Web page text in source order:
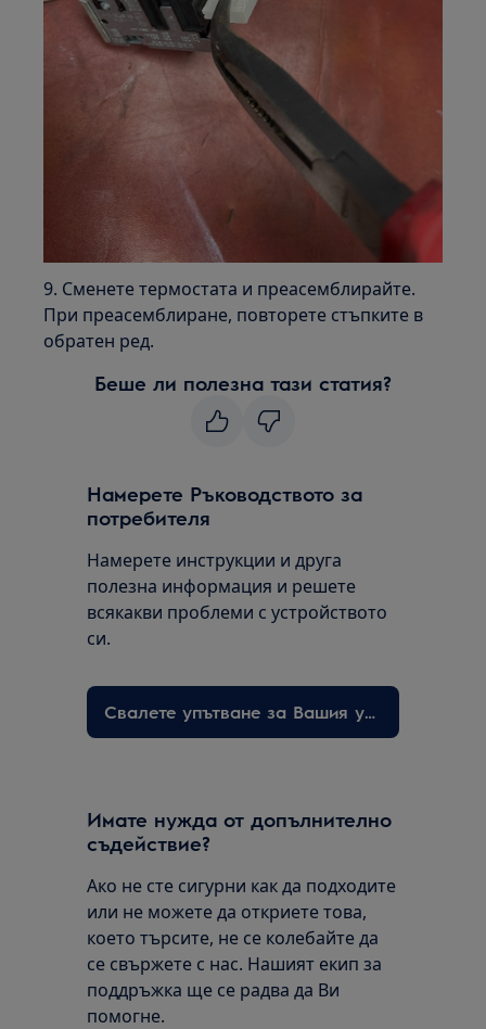
9. Сменете термостата и преасемблирайте.
При преасемблиране, повторете стъпките в
обратен ред.
Беше ли полезна тази статия?
Намерете Ръководството за
потребителя
Намерете инструкции и друга
полезна информация и решете
всякакви проблеми с устройството
си.
Свалете упътване за Вашия уред
Имате нужда от допълнително
съдействие?
Ако не сте сигурни как да подходите
или не можете да откриете това,
което търсите, не се колебайте да
се свържете с нас. Нашият екип за
поддръжка ще се радва да Ви
помогне.